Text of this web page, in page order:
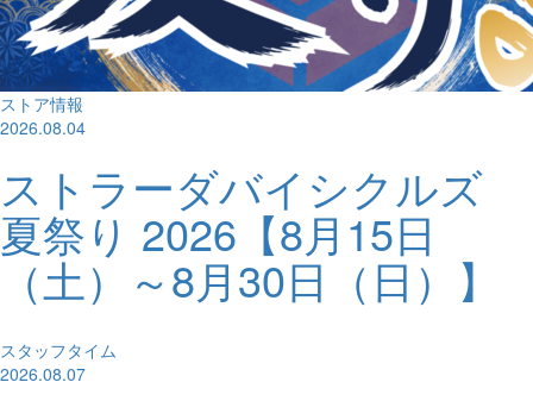
ストア情報
2026.08.04
ストラーダバイシクルズ
夏祭り 2026【8月15日
（土）～8月30日（日）】
スタッフタイム
2026.08.07